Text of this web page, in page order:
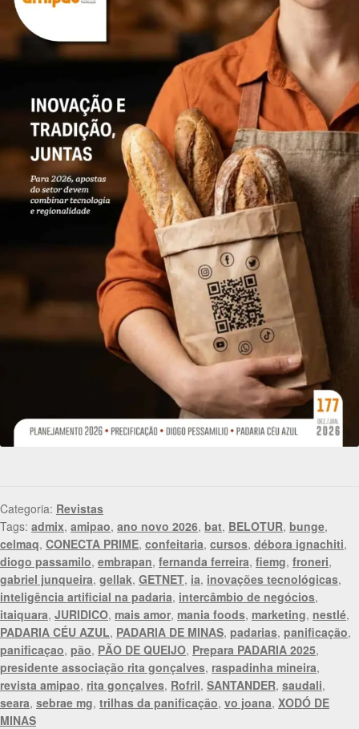
Categoria: Revistas
Tags: admix, amipao, ano novo 2026, bat, BELOTUR, bunge,
celmaq, CONECTA PRIME, confeitaria, cursos, débora ignachiti,
diogo passamilo, embrapan, fernanda ferreira, fiemg, froneri,
gabriel junqueira, gellak, GETNET, ia, inovações tecnológicas,
inteligência artificial na padaria, intercâmbio de negócios,
itaiquara, JURIDICO, mais amor, mania foods, marketing, nestlé,
PADARIA CÉU AZUL, PADARIA DE MINAS, padarias, panificação,
panificaçao, pão, PÃO DE QUEIJO, Prepara PADARIA 2025,
presidente associação rita gonçalves, raspadinha mineira,
revista amipao, rita gonçalves, Rofril, SANTANDER, saudali,
seara, sebrae mg, trilhas da panificação, vo joana, XODÓ DE
MINAS